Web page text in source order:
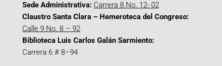
Sede Administrativa: Carrera 8 No. 12- 02
Claustro Santa Clara – Hemeroteca del Congreso:
Calle 9 No. 8 – 92
Biblioteca Luis Carlos Galán Sarmiento:
Carrera 6 # 8–94